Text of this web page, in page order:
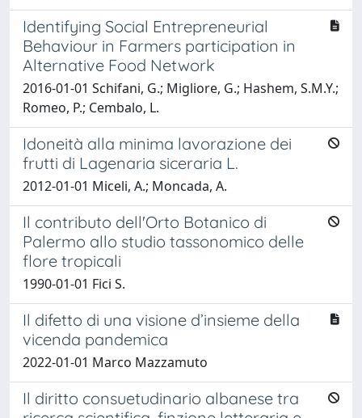
Identifying Social Entrepreneurial
Behaviour in Farmers participation in
Alternative Food Network
2016-01-01 Schifani, G.; Migliore, G.; Hashem, S.M.Y.;
Romeo, P.; Cembalo, L.
Idoneità alla minima lavorazione dei
frutti di Lagenaria siceraria L.
2012-01-01 Miceli, A.; Moncada, A.
Il contributo dell'Orto Botanico di
Palermo allo studio tassonomico delle
flore tropicali
1990-01-01 Fici S.
Il difetto di una visione d’insieme della
vicenda pandemica
2022-01-01 Marco Mazzamuto
Il diritto consuetudinario albanese tra